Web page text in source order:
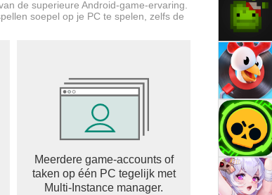
de superieure Android-game-ervaring.
soepel op je PC te spelen, zelfs de
Meerdere game-accounts of
taken op één PC tegelijk met
Multi-Instance manager.